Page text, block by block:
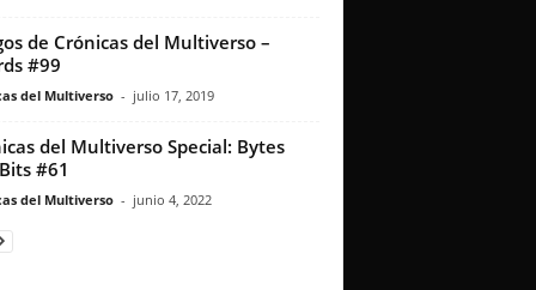
de Crónicas del Multiverso –
#99
del Multiverso - julio 17, 2019
del Multiverso Special: Bytes
#61
del Multiverso - junio 4, 2022